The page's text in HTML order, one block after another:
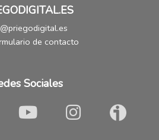
de contacto
Sociales